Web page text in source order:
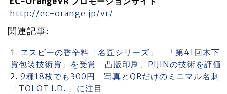
http://ec-orange.jp/vr/
関連記事:
ヱスビーの香辛料「名匠シリーズ」 「第41回木下
賞包装技術賞」を受賞 凸版印刷、PIJINの技術を評価
9種18枚でも300円 写真とQRだけのミニマル名刺
「TOLOT I.D. 」に注目